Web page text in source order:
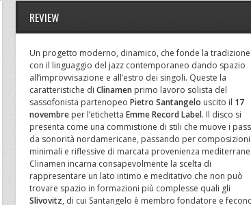
REVIEW
Un progetto moderno, dinamico, che fonde la tradizione
con il linguaggio del jazz contemporaneo dando spazio
all’improvvisazione e all’estro dei singoli. Queste la
caratteristiche di Clinamen primo lavoro solista del
sassofonista partenopeo Pietro Santangelo uscito il 17
novembre per l’etichetta Emme Record Label. Il disco si
presenta come una commistione di stili che muove i
da sonorità nordamericane, passando per composizioni
minimali e riflessive di marcata provenienza
Clinamen incarna consapevolmente la scelta di
rappresentare un lato intimo e meditativo che non può
trovare spazio in formazioni più complesse quali gli
Slivovitz, di cui Santangelo è membro fondatore e